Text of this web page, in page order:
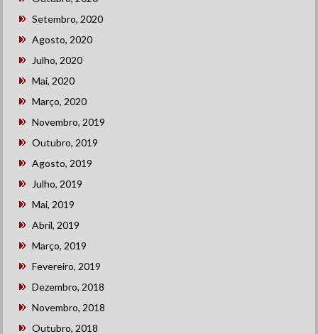
Setembro, 2020
Agosto, 2020
Julho, 2020
Mai, 2020
Março, 2020
Novembro, 2019
Outubro, 2019
Agosto, 2019
Julho, 2019
Mai, 2019
Abril, 2019
Março, 2019
Fevereiro, 2019
Dezembro, 2018
Novembro, 2018
Outubro, 2018